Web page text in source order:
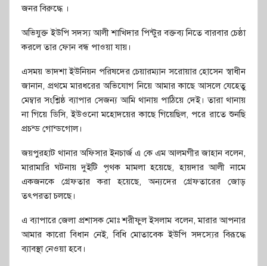
জনর বিরুদ্ধে ।
অভিযুক্ত ইউপি সদস্য আলী শাখিদার পিন্টুর বক্তব্য নিতে বারবার চেষ্ঠা
করলে তার ফোন বন্ধ পাওয়া যায়।
এসময় ভাদশা ইউনিয়ন পরিষদের চেয়ারম্যান সরোয়ার হোসেন স্বাধীন
জানান, প্রথমে মারধরের অভিযোগ নিয়ে আমার কাছে আসলে যেহেতু
মেম্বার সংশ্লিষ্ঠ ব্যাপার সেজন্য আমি থানায় পাঠিয়ে দেই। তারা থানায়
না গিয়ে ডিসি, ইউওনো মহোদয়ের কাছে গিয়েছিল, পরে রাতে শুনছি
প্রচন্ড গোন্ডগোল।
জয়পুরহাট থানার অফিসার ইনচার্জ এ কে এম আলমগীর জাহান বলেন,
মারামারি ঘটনায় দুইটি পৃথক মামলা হয়েছে, হায়দার আলী নামে
একজনকে গ্রেফতার করা হয়েছে, অন্যদের গ্রেফতারের জোড়
তৎপরতা চলছে।
এ ব্যাপারে জেলা প্রশাসক মোঃ শরীফুল ইসলাম বলেন, মারার আপনার
আমার কারো বিধান নেই, বিধি মোতাবেক ইউপি সদস্যের বিরূদ্ধে
ব্যাবস্থা নেওয়া হবে।